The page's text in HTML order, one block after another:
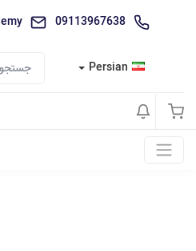
09113967638
Persian